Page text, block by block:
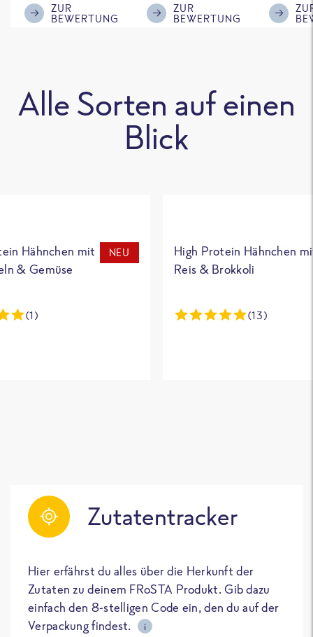
ZUR
BEWERTUNG
ZUR
BEWERTUNG
Alle Sorten auf einen
Blick
Hähnchen mit
& Gemüse
NEU
(1)
High Protein Hähnchen
Reis & Brokkoli
(13)
Zutatentracker
Hier erfährst du alles über die Herkunft der
Zutaten zu deinem FRoSTA Produkt. Gib dazu
einfach den 8-stelligen Code ein, den du auf der
Verpackung findest.
i